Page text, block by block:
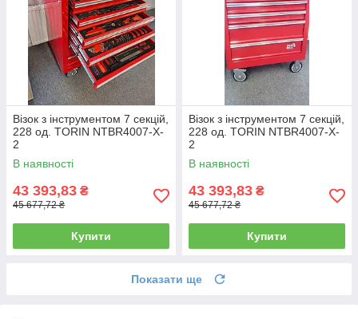
Візок з інструментом 7 секцій,
228 од. TORIN NTBR4007-X-
2
В наявності
43 393,83 ₴
45 677,72 ₴
Купити
Візок з інструментом 7 секцій,
228 од. TORIN NTBR4007-X-
2
В наявності
43 393,83 ₴
45 677,72 ₴
Купити
Показати ще